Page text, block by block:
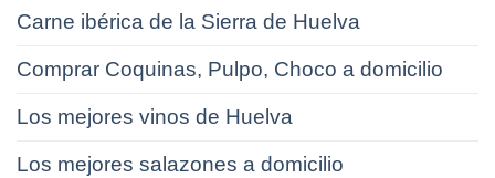
Carne ibérica de la Sierra de Huelva
Comprar Coquinas, Pulpo, Choco a domicilio
Los mejores vinos de Huelva
Los mejores salazones a domicilio